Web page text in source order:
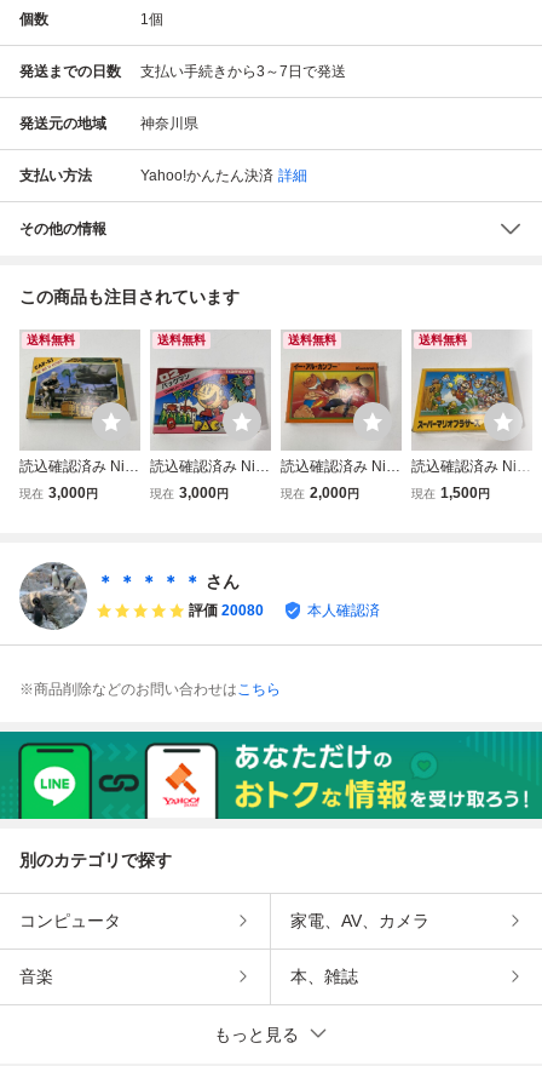
個数 1個
発送までの日数 支払い手続きから3～7日で発送
発送元の地域 神奈川県
支払い方法 Yahoo!かんたん決済 詳細
その他の情報
この商品も注目されています
送料無料
読込確認済み Nint
endo ファミコン
0624/小5615/080
1
現在 3,000円
送料無料
読込確認済み Nint
endo ファミコン
小5622/0801
現在 3,000円
送料無料
読込確認済み Nint
endo ファミコン
0624/小5611/080
1
現在 2,000円
送料無料
読込確認済み Nint
endo ファミコン
現在 1,500円
＊ ＊ ＊ ＊ ＊ さん
評価 20080 本人確認済
※商品削除などのお問い合わせはこちら
別のカテゴリで探す
コンピュータ 家電、AV、カメラ
音楽 本、雑誌
もっと見る